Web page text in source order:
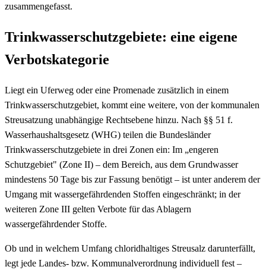
zusammengefasst.
Trinkwasserschutzgebiete: eine eigene
Verbotskategorie
Liegt ein Uferweg oder eine Promenade zusätzlich in einem
Trinkwasserschutzgebiet, kommt eine weitere, von der kommunalen
Streusatzung unabhängige Rechtsebene hinzu. Nach §§ 51 f.
Wasserhaushaltsgesetz (WHG) teilen die Bundesländer
Trinkwasserschutzgebiete in drei Zonen ein: Im „engeren
Schutzgebiet" (Zone II) – dem Bereich, aus dem Grundwasser
mindestens 50 Tage bis zur Fassung benötigt – ist unter anderem der
Umgang mit wassergefährdenden Stoffen eingeschränkt; in der
weiteren Zone III gelten Verbote für das Ablagern
wassergefährdender Stoffe.
Ob und in welchem Umfang chloridhaltiges Streusalz darunterfällt,
legt jede Landes- bzw. Kommunalverordnung individuell fest –